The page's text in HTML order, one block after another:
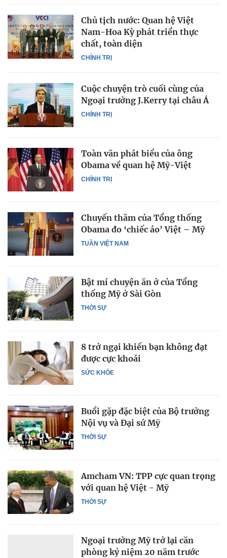
CHÍNH TRỊ
Chủ tịch nước: Quan hệ Việt
Nam-Hoa Kỳ phát triển thực
chất, toàn diện
CHÍNH TRỊ
Cuộc chuyện trò cuối cùng của
Ngoại trưởng J.Kerry tại châu Á
CHÍNH TRỊ
Toàn văn phát biểu của ông
Obama về quan hệ Mỹ-Việt
TUẦN VIỆT NAM
Chuyến thăm của Tổng thống
Obama đo ‘chiếc áo’ Việt – Mỹ
THỜI SỰ
Bật mí chuyện ăn ở của Tổng
thống Mỹ ở Sài Gòn
SỨC KHỎE
8 trở ngại khiến bạn không đạt
được cực khoái
THỜI SỰ
Buổi gặp đặc biệt của Bộ trưởng
Nội vụ và Đại sứ Mỹ
THỜI SỰ
Amcham VN: TPP cực quan trọng
với quan hệ Việt - Mỹ
Ngoại trưởng Mỹ trở lại căn
phòng kỷ niệm 20 năm trước